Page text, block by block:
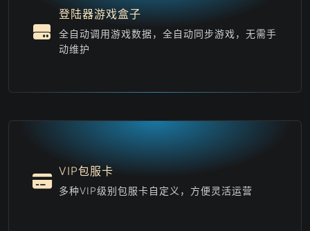
登陆器游戏盒子
全自动调用游戏数据，全自动同步游戏，无需手
动维护
VIP包服卡
多种VIP级别包服卡自定义，方便灵活运营